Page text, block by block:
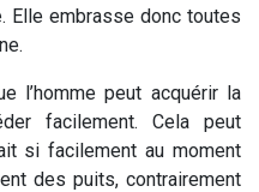
Elle embrasse donc toutes
l’homme peut acquérir la
facilement. Cela peut
si facilement au moment
des puits, contrairement